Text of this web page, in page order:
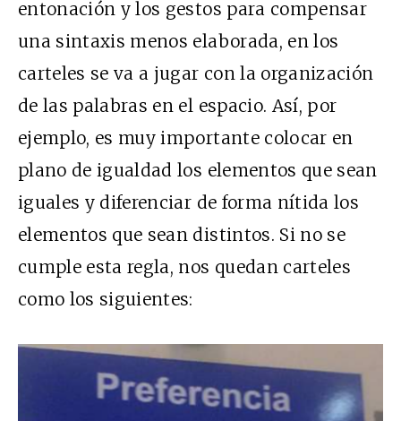
entonación y los gestos para compensar
una sintaxis menos elaborada, en los
carteles se va a jugar con la organización
de las palabras en el espacio. Así, por
ejemplo, es muy importante colocar en
plano de igualdad los elementos que sean
iguales y diferenciar de forma nítida los
elementos que sean distintos. Si no se
cumple esta regla, nos quedan carteles
como los siguientes: